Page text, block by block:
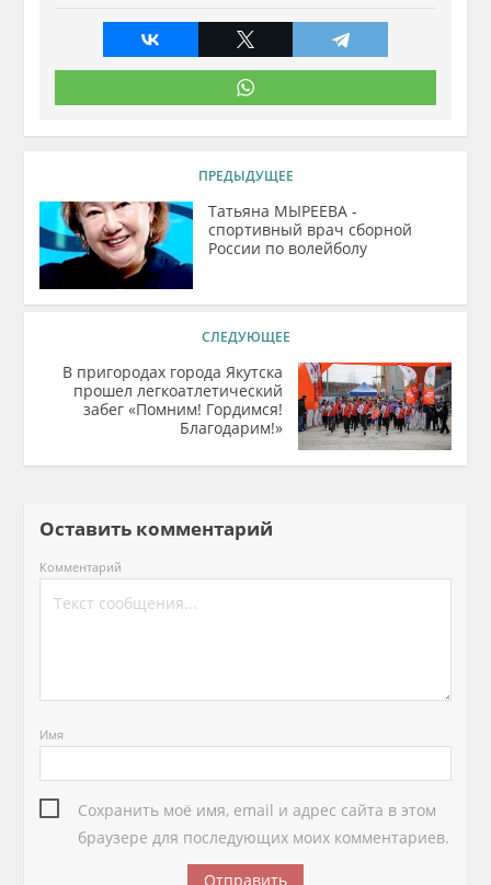
ПРЕДЫДУЩЕЕ
Татьяна МЫРЕЕВА -
спортивный врач сборной
России по волейболу
СЛЕДУЮЩЕЕ
В пригородах города Якутска
прошел легкоатлетический
забег «Помним! Гордимся!
Благодарим!»
Оставить комментарий
Комментарий
Имя
Сохранить моё имя, email и адрес сайта в этом
браузере для последующих моих комментариев.